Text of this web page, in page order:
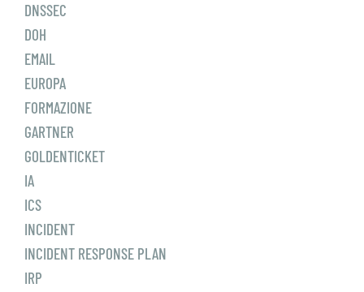
DNSSEC
DOH
EMAIL
EUROPA
FORMAZIONE
GARTNER
GOLDENTICKET
IA
ICS
INCIDENT
INCIDENT RESPONSE PLAN
IRP